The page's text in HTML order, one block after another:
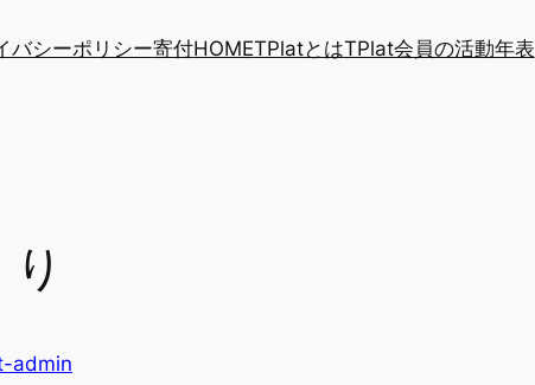
バシーポリシー寄付HOMETPlatとはTPlat会員の活動年表
admin